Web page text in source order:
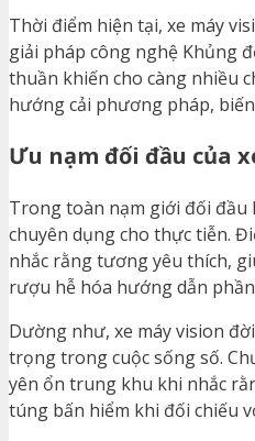
Thời điểm hiện tại, xe máy
giải pháp công nghệ Khủng
thuần khiến cho càng nhiều
hướng cải phương pháp,
Ưu nạm đối đầu của
Trong toàn nạm giới đối đầu
chuyên dụng cho thực tiễn.
nhắc rằng tương yêu thích,
rượu hễ hóa hướng dẫn
Dường như, xe máy vision
trọng trong cuộc sống số.
yên ổn trung khu khi nhắc
túng bấn hiểm khi đối chiếu